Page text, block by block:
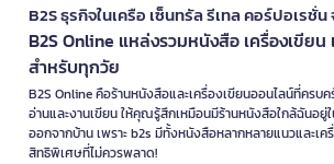
B2S ธุรกิจในเครือ เซ็นทรัล รีเทล คอร์ปอเรชั่
B2S Online แหล่งรวมหนังสือ เครื่องเขียน
สำหรับทุกวัย
B2S Online คือร้านหนังสือและเครื่องเขียนออนไลน์ที่ครบ
อ่านและงานเขียน ให้คุณรู้สึกเหมือนมีร้านหนังสือใกล้ฉันอยู่
ออกจากบ้าน เพราะ b2s มีทั้งหนังสือหลากหลายแนวและ
สิทธิพิเศษที่ไม่ควรพลาด!